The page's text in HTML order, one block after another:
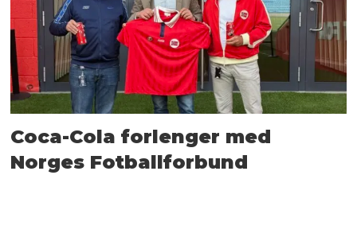
Coca-Cola forlenger med
Norges Fotballforbund